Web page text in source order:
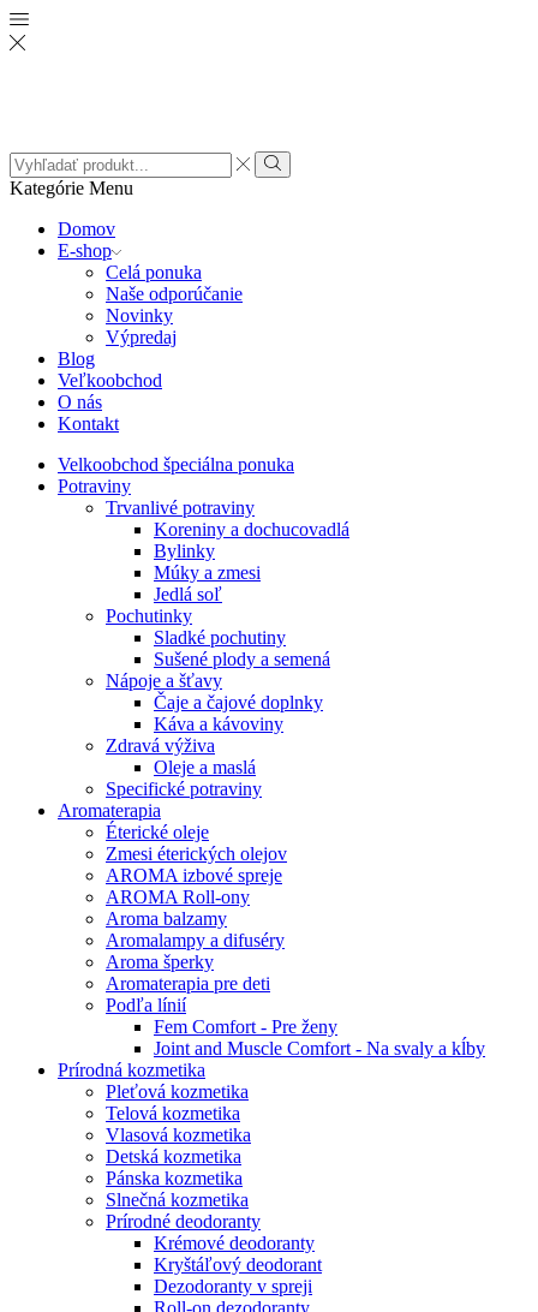
Search
input
Search
Kategórie Menu
Domov
E-shop
Celá ponuka
Naše odporúčanie
Novinky
Výpredaj
Blog
Veľkoobchod
O nás
Kontakt
Velkoobchod špeciálna ponuka
Potraviny
Trvanlivé potraviny
Koreniny a dochucovadlá
Bylinky
Múky a zmesi
Jedlá soľ
Pochutinky
Sladké pochutiny
Sušené plody a semená
Nápoje a šťavy
Čaje a čajové doplnky
Káva a kávoviny
Zdravá výživa
Oleje a maslá
Specifické potraviny
Aromaterapia
Éterické oleje
Zmesi éterických olejov
AROMA izbové spreje
AROMA Roll-ony
Aroma balzamy
Aromalampy a difuséry
Aroma šperky
Aromaterapia pre deti
Podľa línií
Fem Comfort - Pre ženy
Joint and Muscle Comfort - Na svaly a kĺby
Prírodná kozmetika
Pleťová kozmetika
Telová kozmetika
Vlasová kozmetika
Detská kozmetika
Pánska kozmetika
Slnečná kozmetika
Prírodné deodoranty
Krémové deodoranty
Kryštáľový deodorant
Dezodoranty v spreji